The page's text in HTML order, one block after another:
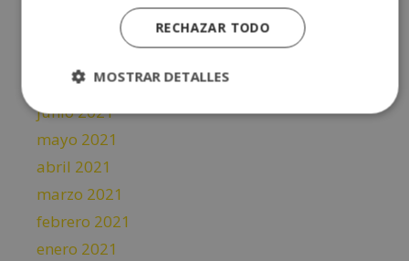
septiembre 2021
julio 2021
junio 2021
mayo 2021
abril 2021
marzo 2021
febrero 2021
enero 2021
RECHAZAR TODO
MOSTRAR DETALLES